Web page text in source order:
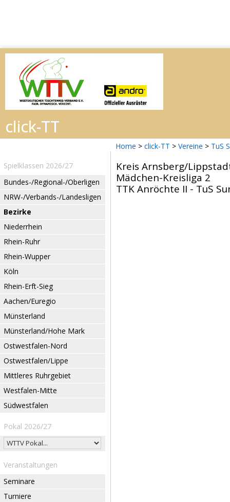
Home > click-TT > Vereine > TuS
Spielklassen 2026/27
Bundes-/Regional-/Oberligen
NRW-/Verbands-/Landesligen
Bezirke
Niederrhein
Rhein-Ruhr
Rhein-Wupper
Köln
Rhein-Erft-Sieg
Aachen/Euregio
Münsterland
Münsterland/Hohe Mark
Ostwestfalen-Nord
Ostwestfalen/Lippe
Mittleres Ruhrgebiet
Westfalen-Mitte
Südwestfalen
Pokal 2026/27
Veranstaltungen
Seminare
Turniere
Kreis Arnsberg/
Mädchen-Kreisliga 2
TTK Anröchte II - TuS